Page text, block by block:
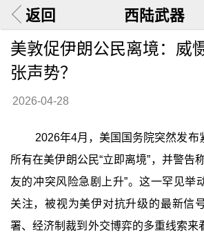
返回 西陆武器
美敦促伊朗公民离境：威
张声势？
2026-04-28
2026年4月，美国国务院突然发布
所有在美伊朗公民“立即离境”，并警告
友的冲突风险急剧上升”。这一罕见举
关注，被视为美伊对抗升级的最新信
署、经济制裁到外交博弈的多重线索来